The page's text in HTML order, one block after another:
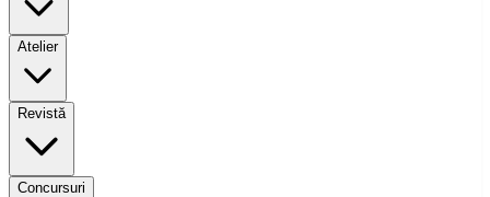
Atelier
Revistă
Concursuri